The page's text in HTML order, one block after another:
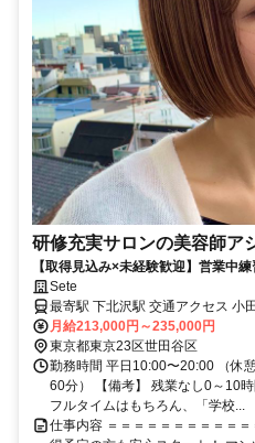
研修充実サロンの美容師ア
【取得見込み×未経験歓迎】営業中
週休2日制×残業ほぼなし
Sete
最寄駅 下北沢駅 交通アクセス 小田急線 / 京王井の頭線「下北沢駅」
から徒歩1分
月給213,000円～235,000円
東京都東京23区世田谷区
勤務時間 平日10:00〜20:00 （休
60分） 【備考】 残業なし0～10
フルタイムはもちろん、「学校...
仕事内容 ＝＝＝＝＝＝＝＝＝＝